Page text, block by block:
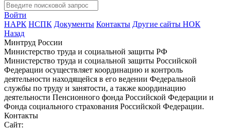
Войти
НАРК НСПК Документы Контакты Другие сайты НОК
Назад
Минтруд России
Министерство труда и социальной защиты РФ
Министерство труда и социальной защиты Российской
Федерации осуществляет координацию и контроль
деятельности находящейся в его ведении Федеральной
службы по труду и занятости, а также координацию
деятельности Пенсионного фонда Российской Федерации и
Фонда социального страхования Российской Федерации.
Контакты
Сайт: